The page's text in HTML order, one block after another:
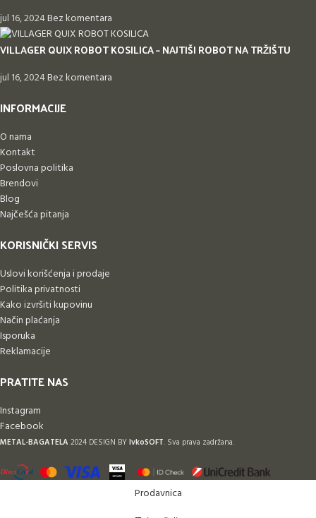
jul 16, 2024Bez komentara
VILLAGER QUIX ROBOT KOSILICA – NAJTIŠI ROBOT NA TRŽIŠTU
jul 16, 2024Bez komentara
INFORMACIJE
O nama
Kontakt
Poslovna politika
Brendovi
Blog
Najčešća pitanja
KORISNIČKI SERVIS
Uslovi korišćenja i prodaje
Politika privatnosti
Kako izvršiti kupovinu
Način plaćanja
Isporuka
Reklamacije
PRATITE NAS
Instagram
Facebook
METAL-BAGATELA 2024 DESIGN BYIvkoSOFT. Sva prava zadržana.
Prodavnica